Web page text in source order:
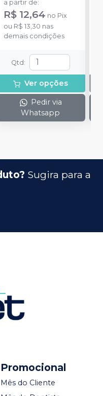
a partir de:
R$ 12,64 no Pix
ou R$ 13,30 nas
demais condições
Qtd :
Ver opções
Pedir via
Whatsapp
Sugira para a
Promocional
Mês do Cliente